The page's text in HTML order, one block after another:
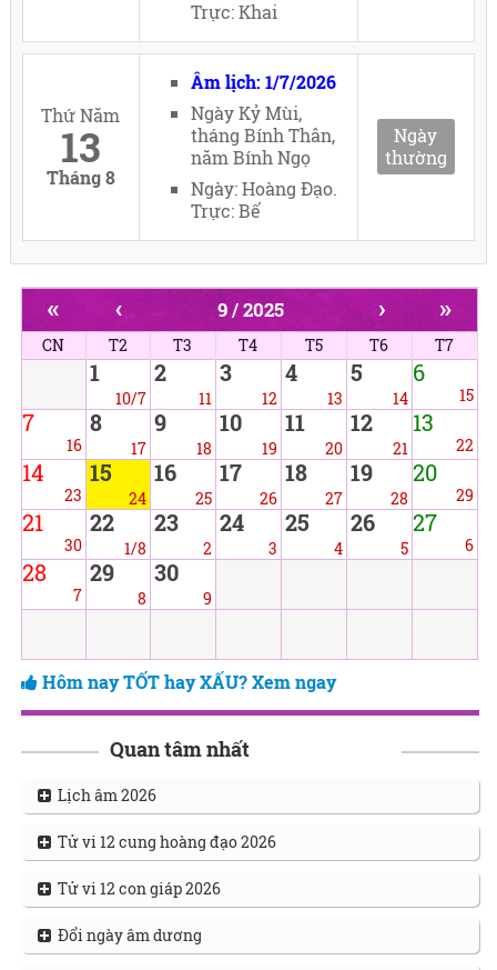
Trực: Khai
Thứ Năm
13
Tháng 8
Âm lịch: 1/7/2026
Ngày Kỷ Mùi,
tháng Bính Thân,
năm Bính Ngọ
Ngày: Hoàng Đạo.
Trực: Bế
Ngày
thường
« ‹ 9 / 2025 › »
CN T2 T3 T4 T5 T6 T7
1
10/7
2
11
3
12
4
13
5
14
6
15
7
16
8
17
9
18
10
19
11
20
12
21
13
22
14
23
15
24
16
25
17
26
18
27
19
28
20
29
21
30
22
1/8
23
2
24
3
25
4
26
5
27
6
28
7
29
8
30
9
Hôm nay TỐT hay XẤU? Xem ngay
Quan tâm nhất
Lịch âm 2026
Tử vi 12 cung hoàng đạo 2026
Tử vi 12 con giáp 2026
Đổi ngày âm dương